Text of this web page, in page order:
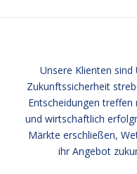
Unsere Klienten
Zukunftssicherheit
Entscheidungen
und wirtschaftlich
Märkte erschließen,
ihr Angebot